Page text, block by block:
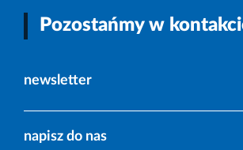
Pozostańmy w
newsletter
napisz do nas